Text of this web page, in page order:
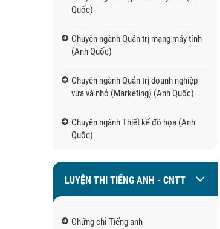
Quốc)
Chuyên ngành Quản trị mạng máy tính
(Anh Quốc)
Chuyên ngành Quản trị doanh nghiệp
vừa và nhỏ (Marketing) (Anh Quốc)
Chuyên ngành Thiết kế đồ họa (Anh
Quốc)
LUYỆN THI TIẾNG ANH - CNTT
Chứng chỉ Tiếng anh